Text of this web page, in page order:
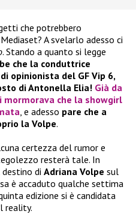
che potrebbero
A svelarlo adesso ci
. Stando a quanto si legge
che la conduttrice
opinionista del GF Vip 6,
di Antonella Elia! Già da
che la showgirl
, e adesso pare che a
la Volpe.
certezza del rumor e
resterà tale. In
di Adriana Volpe sul
è accaduto qualche settima
edizione si è candidata
reality.